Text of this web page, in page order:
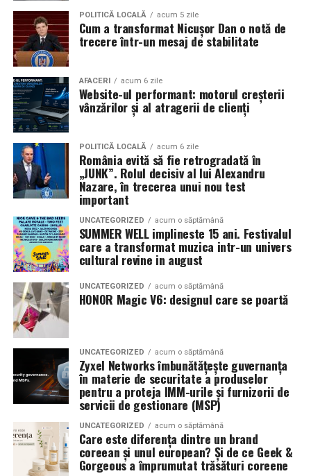
Pe11 februarieva avea loc proiecția specială
mea”de la Cinema City din City Park Constanța,de la
18:30, unde
regizorul Paul Decu și actrița Azaleea
Necula, originari din Constanța și împrejurimi, vor
prezenta filmul alături de colegii lor
Alexandra Răduță și Gabriel Vatavu.
Cinema City Shopping City Galați
12 februarie de la 18:30la întâlnirea cu actrițele
State și Azaleea Necula și regizorul Paul Decu.
Pe 13 februarie la ora 18:30, spectatorii dinIași
invitați la proiecția specială din
Mall, alături de regizorulPaul Decuși de
actoriiGabriel Vatavu, Sergiu Costache, Azaleea
Necula, Alexandra Răduță.
De „Ziua Îndrăgostiților”, pe14 februarie, în Cinema
City Iulius Mall Suceava, de la 18:30, spectatorii sunt
invitați la film alături de regizorul
actoriiSergiu Costache, Vlad si Oana Gherman,
Alexandra Răduță.
Cineplexx Băneasa Shopping City
Bucureștigăzduiește o proiecție specială în prezența
întregii echipe pe15 februarie, de la 17:30.
ÎnCraiova , regizorul Paul Decuși actorii Sergiu
Costache, Azaleea Necula și Oana Gherman vor
POLITICĂ LOCALĂ acum 5 zile
Cum a transformat Nicușor Dan o notă de
trecere într-un mesaj de stabilitate
AFACERI acum 6 zile
Website-ul performant: motorul creșterii
vânzărilor și al atragerii de clienți
POLITICĂ LOCALĂ acum 6 zile
România evită să fie retrogradată în
„JUNK”. Rolul decisiv al lui Alexandru
Nazare, în trecerea unui nou test
important
UNCATEGORIZED acum o săptămână
SUMMER WELL implineste 15 ani. Festivalul
care a transformat muzica intr-un univers
cultural revine in august
UNCATEGORIZED acum o săptămână
HONOR Magic V6: designul care se poartă
UNCATEGORIZED acum o săptămână
Zyxel Networks îmbunătățește guvernanța
în materie de securitate a produselor
pentru a proteja IMM-urile și furnizorii de
servicii de gestionare (MSP)
UNCATEGORIZED acum o săptămână
Care este diferența dintre un brand
coreean și unul european? Și de ce Geek &
Gorgeous a împrumutat trăsături coreene